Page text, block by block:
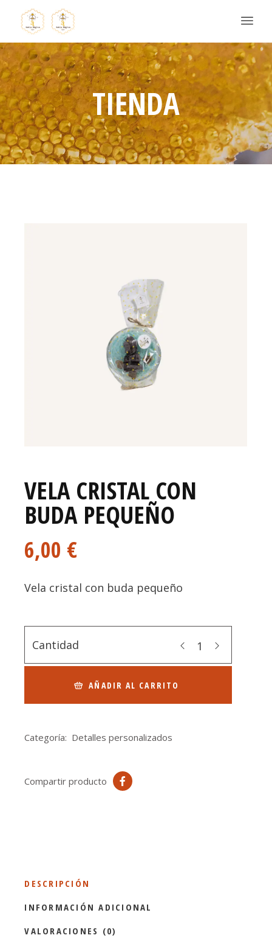
TIENDA
VELA CRISTAL CON
BUDA PEQUEÑO
6,00 €
Vela cristal con buda pequeño
Cantidad
AÑADIR AL CARRITO
Categoría: Detalles personalizados
Compartir producto
DESCRIPCIÓN
INFORMACIÓN ADICIONAL
VALORACIONES (0)